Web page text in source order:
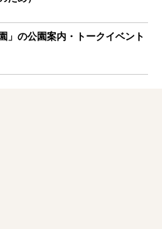
」の公園案内・トークイベント